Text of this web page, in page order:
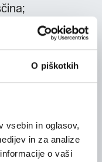
O piškotkih
vsebin in oglasov,
in za analize
o vaši